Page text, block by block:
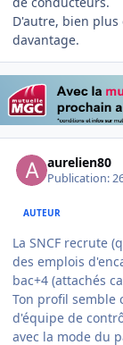
D'autre, bien
davantage.
aurelien80
Publication:
AUTEUR
La SNCF recrute
des emplois
bac+4 (attachés
Ton profil semble
d'équipe de
avec la mode du